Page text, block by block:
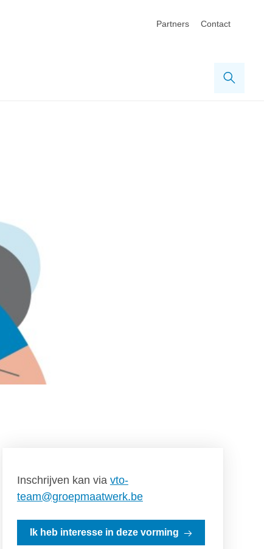
Partners Contact
Zoek
Inschrijven kan via vto-
team@groepmaatwerk.be
Ik heb interesse in deze vorming